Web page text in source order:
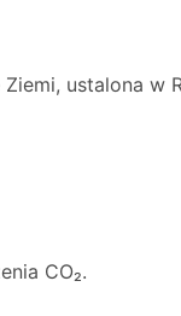
ustalona w
CO₂.